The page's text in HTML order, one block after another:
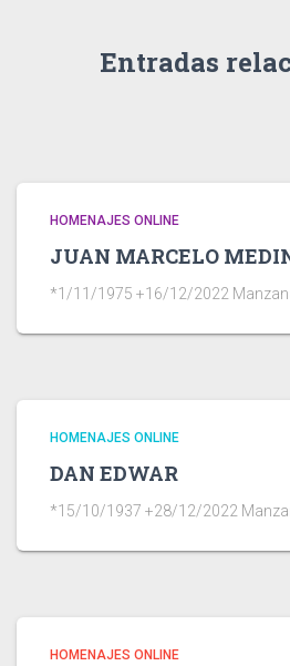
Entradas
HOMENAJES ONLINE
JUAN MARCELO
*1/11/1975 +16/12/2022
HOMENAJES ONLINE
DAN EDWAR
*15/10/1937 +28/12/2022
HOMENAJES ONLINE